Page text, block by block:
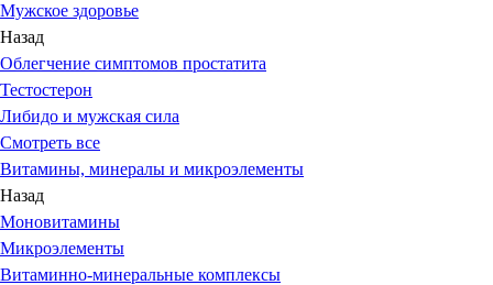
Мужское здоровье
Назад
Облегчение симптомов простатита
Тестостерон
Либидо и мужская сила
Смотреть все
Витамины, минералы и микроэлементы
Назад
Моновитамины
Микроэлементы
Витаминно-минеральные комплексы